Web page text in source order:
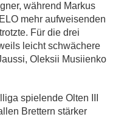
während Markus
mehr aufweisenden
Für die drei
leicht schwächere
Oleksii Musiienko
spielende Olten III
Brettern stärker